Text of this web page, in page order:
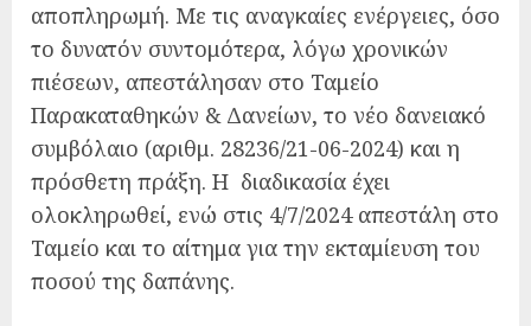
αποπληρωμή. Με τις αναγκαίες ενέργειες, όσο
το δυνατόν συντομότερα, λόγω χρονικών
πιέσεων, απεστάλησαν στο Ταμείο
Παρακαταθηκών & Δανείων, το νέο δανειακό
συμβόλαιο (αριθμ. 28236/21-06-2024) και η
πρόσθετη πράξη. Η διαδικασία έχει
ολοκληρωθεί, ενώ στις 4/7/2024 απεστάλη στο
Ταμείο και το αίτημα για την εκταμίευση του
ποσού της δαπάνης.